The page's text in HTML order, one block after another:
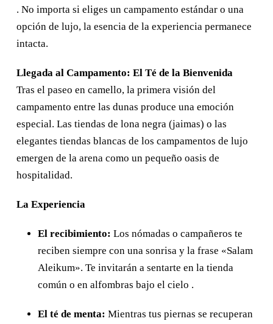
Desierto de Merzouga
Circuito Express del Desierto a la
Marrakech
Circuito Esencial de 3 Días: Errachidia al
Desierto de Merzouga
Circuito Express del Desierto a la
Ciudad: 4 Días de Errachidia a
Marrakech
Circuito de 4 Días desde Agadir:
Circuito de 4 Días desde Agadir al
Desierto de Merzouga
Circuito de 5 Días desde Agadir al
Desierto de Merzouga
Desierto de Merzouga
. No importa si eliges un campamento estándar o una
opción de lujo, la esencia de la experiencia permanece
intacta.
Llegada al Campamento: El Té de la Bienvenida
Tras el paseo en camello, la primera visión del
campamento entre las dunas produce una emoción
especial. Las tiendas de lona negra (jaimas) o las
elegantes tiendas blancas de los campamentos de lujo
emergen de la arena como un pequeño oasis de
hospitalidad.
La Experiencia
El recibimiento: Los nómadas o campañeros te
reciben siempre con una sonrisa y la frase «Salam
Aleikum». Te invitarán a sentarte en la tienda
común o en alfombras bajo el cielo .
El té de menta: Mientras tus piernas se recuperan